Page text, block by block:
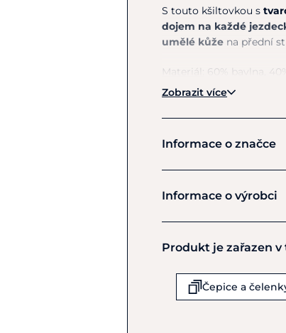
S touto kšiltovkou s
dojem na každé
umělé kůže na přední
Materiál: 60% bavlna,
Pokyny k péči:
Zobrazit více
Informace o značce
Classic
Informace o výrobci
Classic Equine
Granbury
TX 76048
Produkt je zařazen
Čepice a